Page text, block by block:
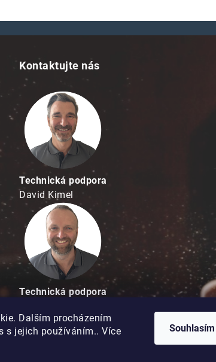
Dalším procházením
s jejich používáním.. Více
Souhlasím
Kontaktujte nás
Technická podpora
David Kimel
Technická podpora